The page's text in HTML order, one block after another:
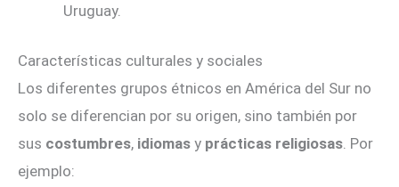
Uruguay.
Características culturales y sociales
Los diferentes grupos étnicos en América del Sur no
solo se diferencian por su origen, sino también por
sus costumbres, idiomas y prácticas religiosas. Por
ejemplo: